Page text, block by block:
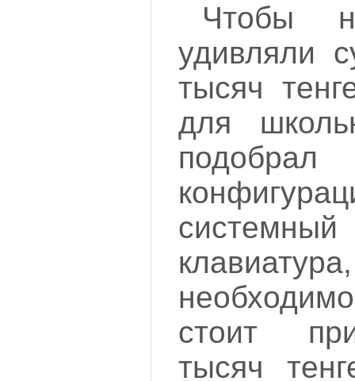
Чтобы
удивляли
тысяч
для
стоит
тысяч